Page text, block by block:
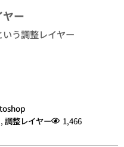
ー
う調整レイヤー
, 調整レイヤー 1,466